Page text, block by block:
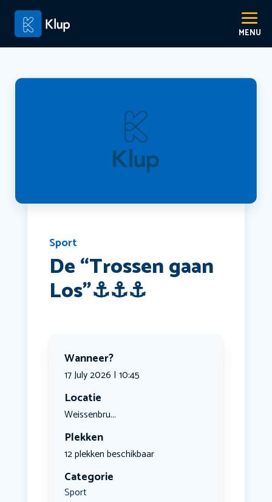
Sport
De “Trossen gaan
Los”⚓️⚓️⚓️
Wanneer?
17 July 2026 | 10:45
Locatie
Weissenbru...
Plekken
12 plekken beschikbaar
Categorie
Sport